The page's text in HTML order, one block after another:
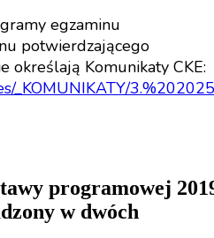
egzaminu
potwierdzającego
określają Komunikaty CKE:
_KOMUNIKATY/
programowej
w dwóch